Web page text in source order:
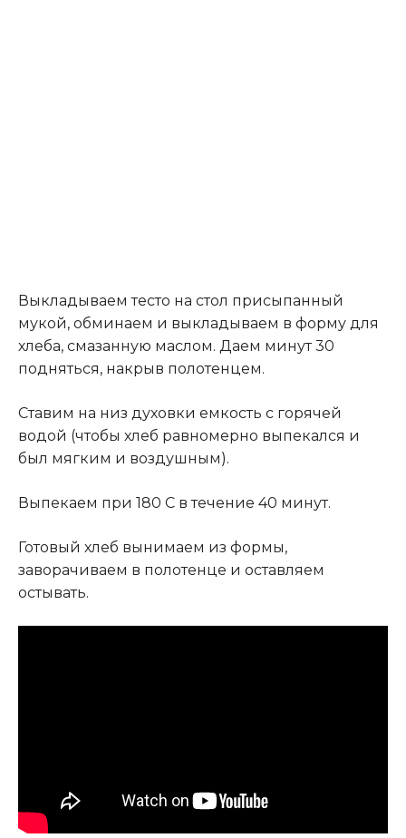
Выкладываем тесто на стол присыпанный
мукой, обминаем и выкладываем в форму для
хлеба, смазанную маслом. Даем минут 30
подняться, накрыв полотенцем.
Ставим на низ духовки емкость с горячей
водой (чтобы хлеб равномерно выпекался и
был мягким и воздушным).
Выпекаем при 180 С в течение 40 минут.
Готовый хлеб вынимаем из формы,
заворачиваем в полотенце и оставляем
остывать.